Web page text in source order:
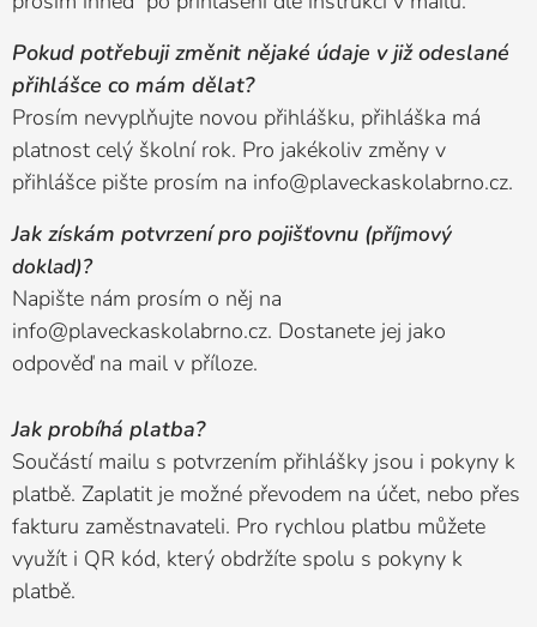
Pokud potřebuji změnit nějaké údaje v již odeslané
přihlášce co mám dělat?
Prosím nevyplňujte novou přihlášku, přihláška má
platnost celý školní rok. Pro jakékoliv změny v
přihlášce pište prosím na info@plaveckaskolabrno.cz.
Jak získám potvrzení pro pojišťovnu (příjmový
doklad)?
Napište nám prosím o něj na
info@plaveckaskolabrno.cz. Dostanete jej jako
odpověď na mail v příloze.
Jak probíhá platba?
Součástí mailu s potvrzením přihlášky jsou i pokyny k
platbě. Zaplatit je možné převodem na účet, nebo přes
fakturu zaměstnavateli. Pro rychlou platbu můžete
využít i QR kód, který obdržíte spolu s pokyny k
platbě.